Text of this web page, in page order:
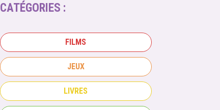
CATÉGORIES :
FILMS
JEUX
LIVRES